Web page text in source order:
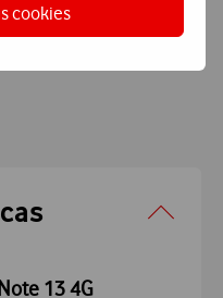
cookies
13 4G